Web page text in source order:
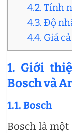
4.2. Tính
4.3. Độ
4.4. Giá
1. Giới
Bosch và
1.1. Bosch
Bosch là